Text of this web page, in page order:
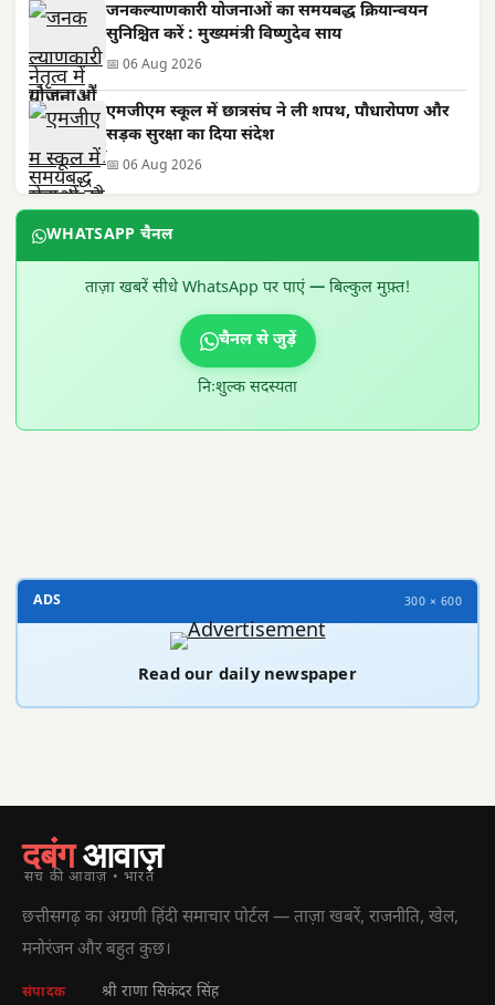
जनकल्याणकारी योजनाओं का समयबद्ध क्रियान्वयन
सुनिश्चित करें : मुख्यमंत्री विष्णुदेव साय
📅 06 Aug 2026
एमजीएम स्कूल में छात्रसंघ ने ली शपथ, पौधारोपण और
सड़क सुरक्षा का दिया संदेश
📅 06 Aug 2026
WHATSAPP चैनल
ताज़ा खबरें सीधे WhatsApp पर पाएं — बिल्कुल मुफ़्त!
चैनल से जुड़ें
निःशुल्क सदस्यता
ADS 300 × 600
Read our daily newspaper
दबंगआवाज़
सच की आवाज़ • भारत
छत्तीसगढ़ का अग्रणी हिंदी समाचार पोर्टल — ताज़ा खबरें, राजनीति, खेल,
मनोरंजन और बहुत कुछ।
संपादक श्री राणा सिकंदर सिंह